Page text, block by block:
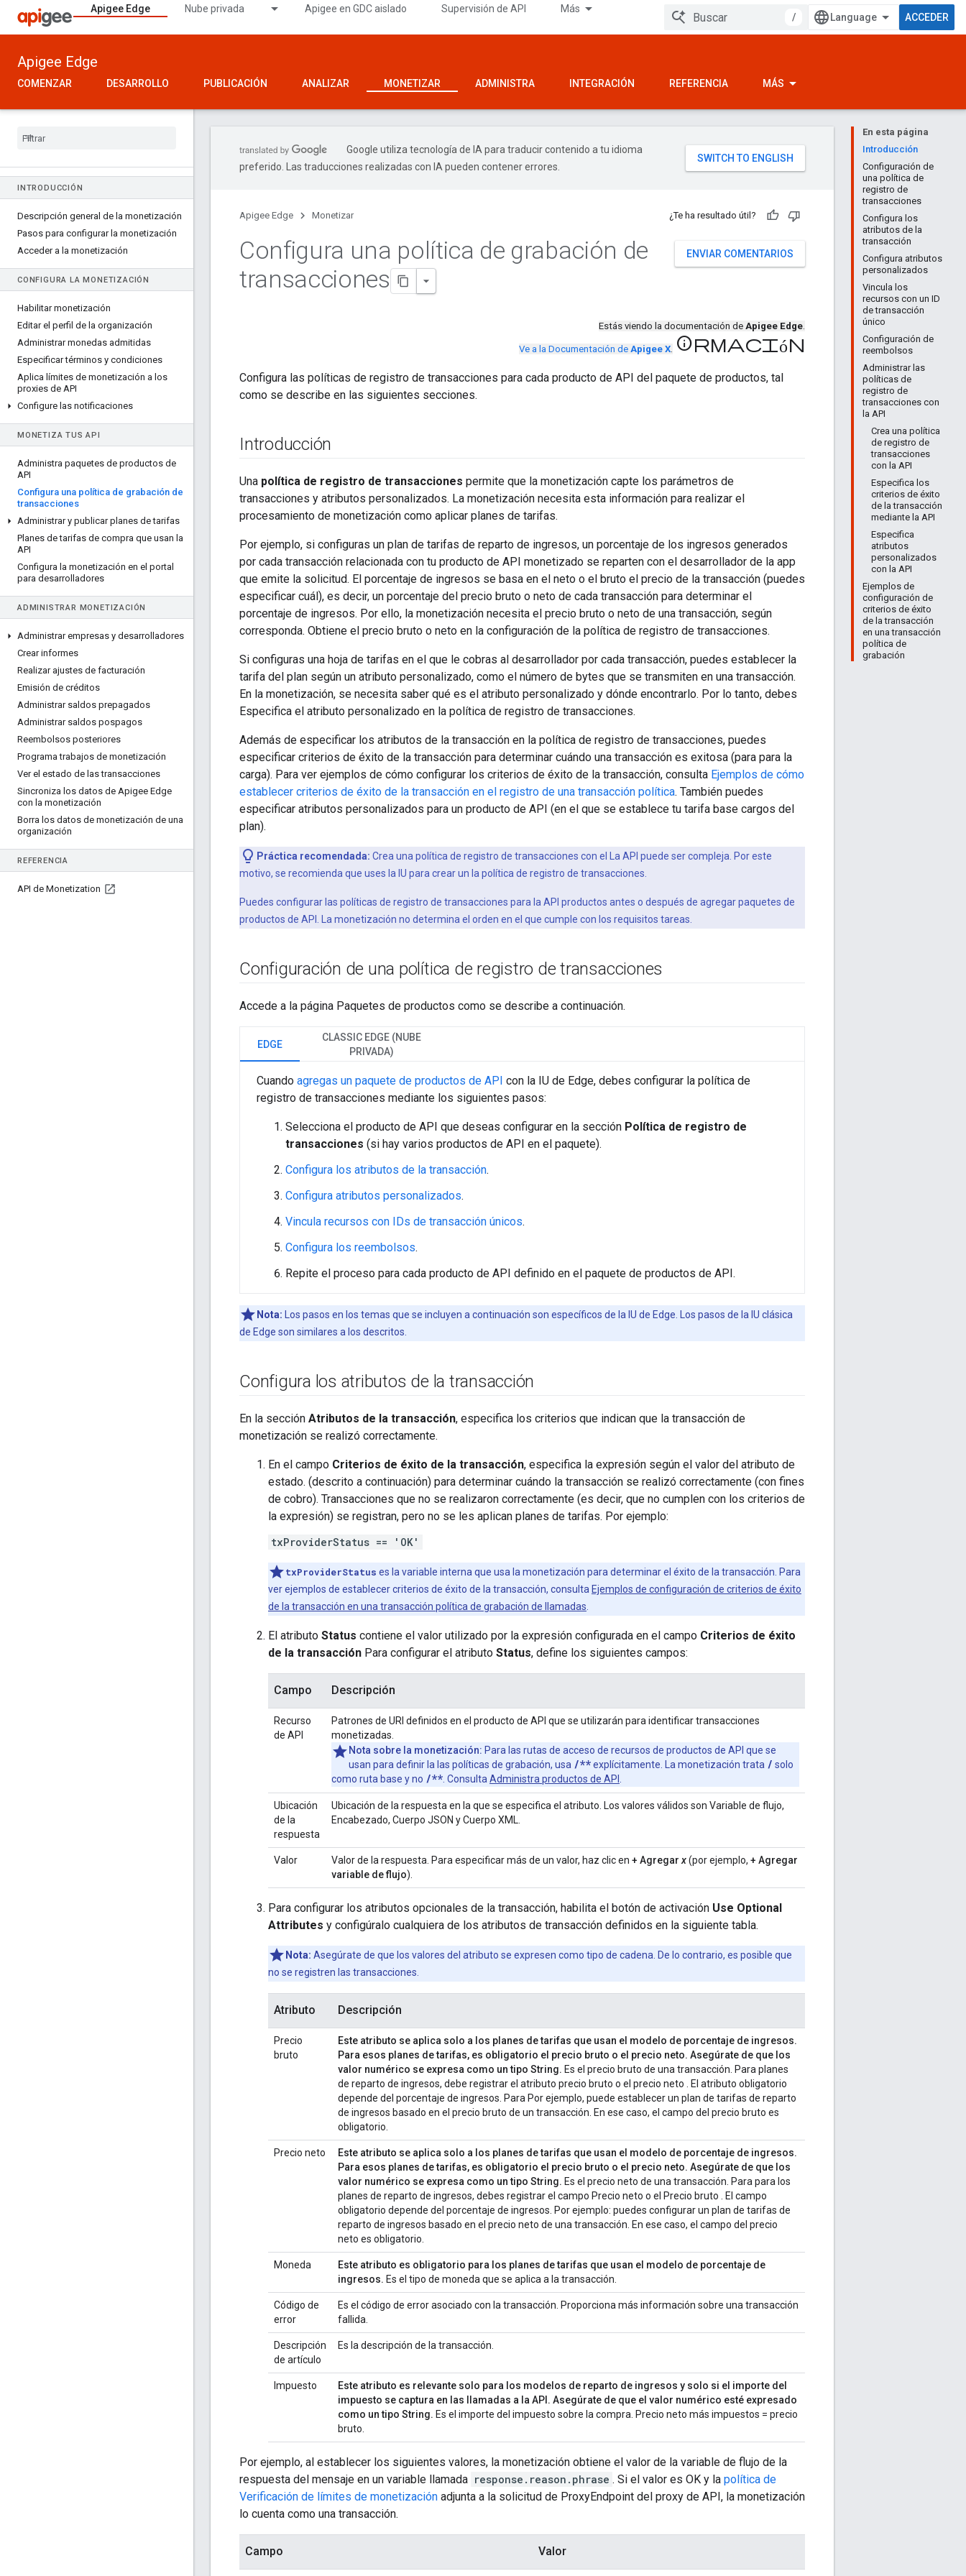
Apigee Edge Nube privada Apigee en GDC aislado Supervisión de API Más
/ ACCEDER
Apigee Edge
COMENZAR DESARROLLO PUBLICACIÓN ANALIZAR MONETIZAR ADMINISTRA INTEGRACIÓN REFERENCIA MÁS
INTRODUCCIÓN
Descripción general de la monetización
Pasos para configurar la monetización
Acceder a la monetización
CONFIGURA LA MONETIZACIÓN
Habilitar monetización
Editar el perfil de la organización
Administrar monedas admitidas
Especificar términos y condiciones
Aplica límites de monetización a los
proxies de API
Configure las notificaciones
MONETIZA TUS API
Administra paquetes de productos de
API
Configura una política de grabación de
transacciones
Administrar y publicar planes de tarifas
Planes de tarifas de compra que usan la
API
Configura la monetización en el portal
para desarrolladores
ADMINISTRAR MONETIZACIÓN
Administrar empresas y desarrolladores
Crear informes
Realizar ajustes de facturación
Emisión de créditos
Administrar saldos prepagados
Administrar saldos pospagos
Reembolsos posteriores
Programa trabajos de monetización
Ver el estado de las transacciones
Sincroniza los datos de Apigee Edge
con la monetización
Borra los datos de monetización de una
organización
REFERENCIA
API de Monetization
En esta página
Introducción
Configuración de
una política de
registro de
transacciones
Configura los
atributos de la
transacción
Configura atributos
personalizados
Vincula los
recursos con un ID
de transacción
único
Configuración de
reembolsos
Administrar las
políticas de
registro de
transacciones con
la API
Crea una política
de registro de
transacciones
con la API
Especifica los
criterios de éxito
de la transacción
mediante la API
Especifica
atributos
personalizados
con la API
Ejemplos de
configuración de
criterios de éxito
de la transacción
en una transacción
política de
grabación
Google utiliza tecnología de IA para traducir contenido a tu idioma
preferido. Las traducciones realizadas con IA pueden contener errores.
Apigee Edge Monetizar ¿Te ha resultado útil?
ENVIAR COMENTARIOS
Configura una política de grabación de
transacciones
Estás viendo la documentación de Apigee Edge.
Ve a la Documentación de Apigee X. información
Configura las políticas de registro de transacciones para cada producto de API del paquete de productos, tal
como se describe en las siguientes secciones.
Introducción
Una política de registro de transacciones permite que la monetización capte los parámetros de
transacciones y atributos personalizados. La monetización necesita esta información para realizar el
procesamiento de monetización como aplicar planes de tarifas.
Por ejemplo, si configuras un plan de tarifas de reparto de ingresos, un porcentaje de los ingresos generados
por cada transacción relacionada con tu producto de API monetizado se reparten con el desarrollador de la app
que emite la solicitud. El porcentaje de ingresos se basa en el neto o el bruto el precio de la transacción (puedes
especificar cuál), es decir, un porcentaje del precio bruto o neto de cada transacción para determinar el
porcentaje de ingresos. Por ello, la monetización necesita el precio bruto o neto de una transacción, según
corresponda. Obtiene el precio bruto o neto en la configuración de la política de registro de transacciones.
Si configuras una hoja de tarifas en el que le cobras al desarrollador por cada transacción, puedes establecer la
tarifa del plan según un atributo personalizado, como el número de bytes que se transmiten en una transacción.
En la monetización, se necesita saber qué es el atributo personalizado y dónde encontrarlo. Por lo tanto, debes
Especifica el atributo personalizado en la política de registro de transacciones.
Además de especificar los atributos de la transacción en la política de registro de transacciones, puedes
especificar criterios de éxito de la transacción para determinar cuándo una transacción es exitosa (para para la
carga). Para ver ejemplos de cómo configurar los criterios de éxito de la transacción, consulta Ejemplos de cómo
establecer criterios de éxito de la transacción en el registro de una transacción política. También puedes
especificar atributos personalizados para un producto de API (en el que se establece tu tarifa base cargos del
plan).
Práctica recomendada: Crea una política de registro de transacciones con el La API puede ser compleja. Por este
motivo, se recomienda que uses la IU para crear un la política de registro de transacciones.
Puedes configurar las políticas de registro de transacciones para la API productos antes o después de agregar paquetes de
productos de API. La monetización no determina el orden en el que cumple con los requisitos tareas.
Configuración de una política de registro de transacciones
Accede a la página Paquetes de productos como se describe a continuación.
EDGE
CLASSIC EDGE (NUBE
PRIVADA)
Cuando agregas un paquete de productos de API con la IU de Edge, debes configurar la política de
registro de transacciones mediante los siguientes pasos:
Selecciona el producto de API que deseas configurar en la sección Política de registro de
transacciones (si hay varios productos de API en el paquete).
Configura los atributos de la transacción.
Configura atributos personalizados.
Vincula recursos con IDs de transacción únicos.
Configura los reembolsos.
Repite el proceso para cada producto de API definido en el paquete de productos de API.
Nota: Los pasos en los temas que se incluyen a continuación son específicos de la IU de Edge. Los pasos de la IU clásica
de Edge son similares a los descritos.
Configura los atributos de la transacción
En la sección Atributos de la transacción, especifica los criterios que indican que la transacción de
monetización se realizó correctamente.
En el campo Criterios de éxito de la transacción, especifica la expresión según el valor del atributo de
estado. (descrito a continuación) para determinar cuándo la transacción se realizó correctamente (con fines
de cobro). Transacciones que no se realizaron correctamente (es decir, que no cumplen con los criterios de
la expresión) se registran, pero no se les aplican planes de tarifas. Por ejemplo:
txProviderStatus == 'OK'
txProviderStatus es la variable interna que usa la monetización para determinar el éxito de la transacción. Para
ver ejemplos de establecer criterios de éxito de la transacción, consulta Ejemplos de configuración de criterios de éxito
de la transacción en una transacción política de grabación de llamadas
El atributo Status contiene el valor utilizado por la expresión configurada en el campo Criterios de éxito
de la transacción Para configurar el atributo Status, define los siguientes campos:
Campo Descripción
Recurso
de API
Patrones de URI definidos en el producto de API que se utilizarán para identificar transacciones
monetizadas.
Nota sobre la monetización: Para las rutas de acceso de recursos de productos de API que se
usan para definir la las políticas de grabación, usa /**explícitamente. La monetización trata / solo
como ruta base y no /** . Consulta Administra productos de API
Ubicación
de la
respuesta
Ubicación de la respuesta en la que se especifica el atributo. Los valores válidos son Variable de flujo,
Encabezado, Cuerpo JSON y Cuerpo XML.
Valor Valor de la respuesta. Para especificar más de un valor, haz clic en + Agregar x(por ejemplo, + Agregar
variable de flujo).
Para configurar los atributos opcionales de la transacción, habilita el botón de activación Use Optional
Attributes y configúralo cualquiera de los atributos de transacción definidos en la siguiente tabla.
Nota: Asegúrate de que los valores del atributo se expresen como tipo de cadena. De lo contrario, es posible que
no se registren las transacciones.
Atributo Descripción
Precio
bruto
Este atributo se aplica solo a los planes de tarifas que usan el modelo de porcentaje de ingresos.
Para esos planes de tarifas, es obligatorio el precio bruto o el precio neto. Asegúrate de que los
valor numérico se expresa como un tipo String. Es el precio bruto de una transacción. Para planes
de reparto de ingresos, debe registrar el atributo precio bruto o el precio neto . El atributo obligatorio
depende del porcentaje de ingresos. Para Por ejemplo, puede establecer un plan de tarifas de reparto
de ingresos basado en el precio bruto de un transacción. En ese caso, el campo del precio bruto es
obligatorio.
Precio neto
Este atributo se aplica solo a los planes de tarifas que usan el modelo de porcentaje de ingresos.
Para esos planes de tarifas, es obligatorio el precio bruto o el precio neto. Asegúrate de que los
valor numérico se expresa como un tipo String. Es el precio neto de una transacción. Para para los
planes de reparto de ingresos, debes registrar el campo Precio neto o el Precio bruto . El campo
obligatorio depende del porcentaje de ingresos. Por ejemplo: puedes configurar un plan de tarifas de
reparto de ingresos basado en el precio neto de una transacción. En ese caso, el campo del precio
neto es obligatorio.
Moneda
Este atributo es obligatorio para los planes de tarifas que usan el modelo de porcentaje de
ingresos. Es el tipo de moneda que se aplica a la transacción.
Código de
error
Es el código de error asociado con la transacción. Proporciona más información sobre una transacción
fallida.
Descripción
de artículo
Es la descripción de la transacción.
Impuesto
Este atributo es relevante solo para los modelos de reparto de ingresos y solo si el importe del
impuesto se captura en las llamadas a la API. Asegúrate de que el valor numérico esté expresado
como un tipo String. Es el importe del impuesto sobre la compra. Precio neto más impuestos = precio
bruto.
Por ejemplo, al establecer los siguientes valores, la monetización obtiene el valor de la variable de flujo de la
respuesta del mensaje en un variable llamada response.reason.phrase . Si el valor es OK y la política de
Verificación de límites de monetización adjunta a la solicitud de ProxyEndpoint del proxy de API, la monetización
lo cuenta como una transacción.
Campo Valor